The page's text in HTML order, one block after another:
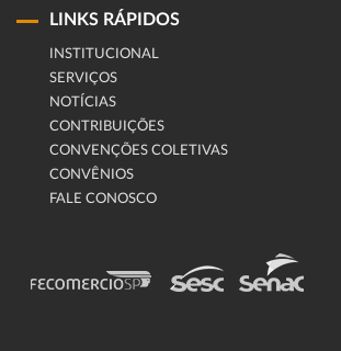
LINKS RÁPIDOS
INSTITUCIONAL
SERVIÇOS
NOTÍCIAS
CONTRIBUIÇÕES
CONVENÇÕES COLETIVAS
CONVÊNIOS
FALE CONOSCO